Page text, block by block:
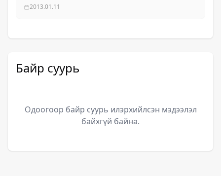
2013.01.11
Байр суурь
Одоогоор байр суурь илэрхийлсэн мэдээлэл
байхгүй байна.